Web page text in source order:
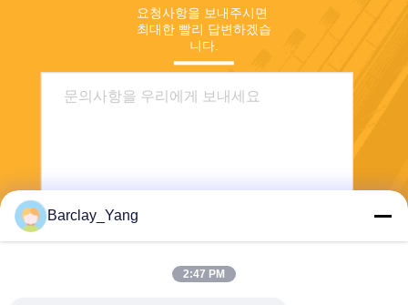
요청사항을 보내주시면
최대한 빨리 답변하겠습
니다.
Barclay_Yang
2:47 PM